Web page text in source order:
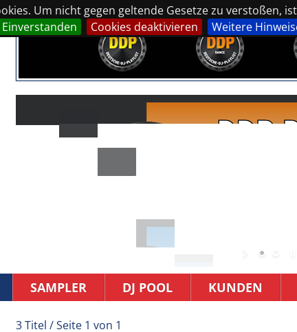
Um nicht gegen geltende Gesetze zu verstoßen,
Einverstanden
Cookies deaktivieren Weitere
SAMPLER DJ POOL KUNDEN
3 Titel / Seite 1 von 1